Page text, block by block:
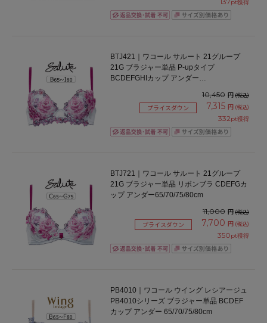
pt獲得
BTJ421｜ワコール サルート 21グループ
21G ブラジャー単品 P-upタイプ
BCDEFGHIカップ アンダー
10,450 円(税込)
プライスダウン 7,315 円 (税込)
332pt獲得
BTJ721｜ワコール サルート 21グループ
21G ブラジャー単品 リボンブラ CDEFGカ
ップ アンダー65/70/75/80cm
11,000 円(税込)
プライスダウン 7,700 円 (税込)
350pt獲得
PB4010｜ワコール ウイング レシアージュ
PB4010シリーズ ブラジャー単品 BCDEF
カップ アンダー 65/70/75/80cm